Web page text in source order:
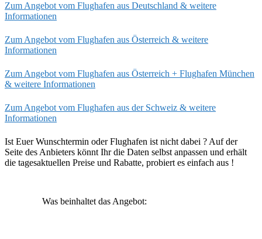
Zum Angebot vom Flughafen aus Deutschland & weitere
Informationen
Zum Angebot vom Flughafen aus Österreich & weitere
Informationen
Zum Angebot vom Flughafen aus Österreich + Flughafen München
& weitere Informationen
Zum Angebot vom Flughafen aus der Schweiz & weitere
Informationen
Ist Euer Wunschtermin oder Flughafen ist nicht dabei ? Auf der
Seite des Anbieters könnt Ihr die Daten selbst anpassen und erhält
die tagesaktuellen Preise und Rabatte, probiert es einfach aus !
Was beinhaltet das Angebot: